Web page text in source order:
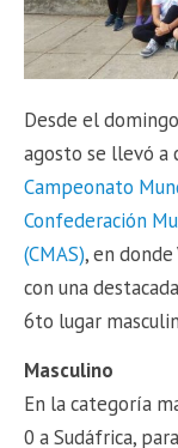
Desde el
agosto se llevó a
Campeonato
Confederación
(CMAS), en
con una
6to lugar
Masculino
En la categoría
0 a Sudáfrica,